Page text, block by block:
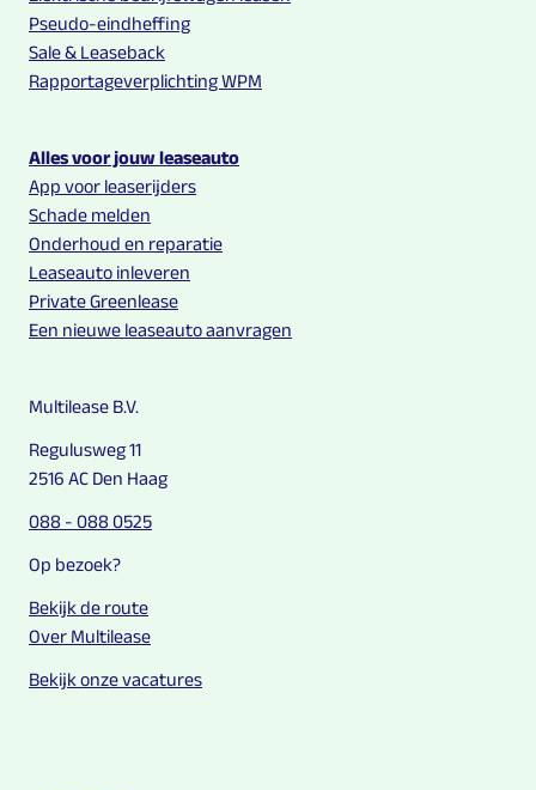
Pseudo-eindheffing
Sale & Leaseback
Rapportageverplichting WPM
Alles voor jouw leaseauto
App voor leaserijders
Schade melden
Onderhoud en reparatie
Leaseauto inleveren
Private Greenlease
Een nieuwe leaseauto aanvragen
Multilease B.V.
Regulusweg 11
2516 AC Den Haag
088 - 088 0525
Op bezoek?
Bekijk de route
Over Multilease
Bekijk onze vacatures